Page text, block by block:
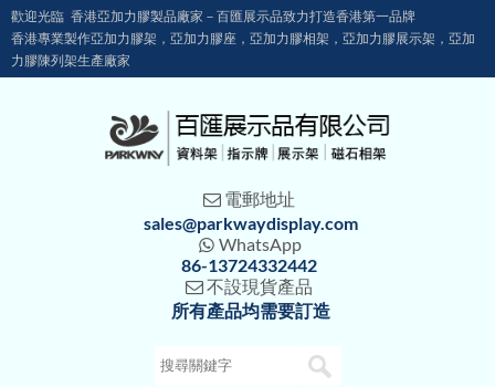
歡迎光臨 香港亞加力膠製品廠家－百匯展示品致力打造香港第一品牌
香港專業製作亞加力膠架，亞加力膠座，亞加力膠相架，亞加力膠展示架，亞加
力膠陳列架生產廠家
 電郵地址
sales@parkwaydisplay.com
 WhatsApp
86-13724332442
不設現貨產品
所有產品均需要訂造